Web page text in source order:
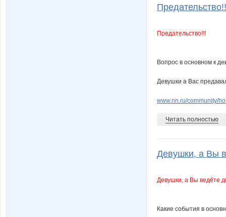
Предательство!!!
Вопрос в основном к
Девушки а Вас
www.nn.ru/community/
Читать полностью
Девушки, а Вы
Девушки, а Вы ведёте
Какие события в